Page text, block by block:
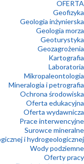
OFERTA
Geofizyka
Geologia inżynierska
Geologia morza
Geoturystyka
Geozagrożenia
Kartografia
Laboratoria
Mikropaleontologia
Mineralogia i petrografia
Ochrona środowiska
Oferta edukacyjna
Oferta wydawnicza
Prace interwencyjne
Surowce mineralne
i hydrogeologicznej
Wody podziemne
Oferty pracy